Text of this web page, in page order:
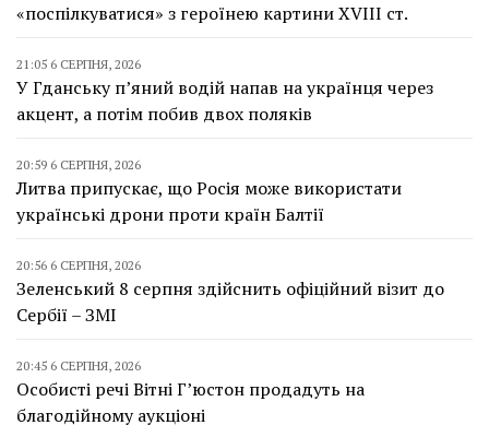
«поспілкуватися» з героїнею картини XVIII ст.
21:05 6 СЕРПНЯ, 2026
У Гданську п’яний водій напав на українця через
акцент, а потім побив двох поляків
20:59 6 СЕРПНЯ, 2026
Литва припускає, що Росія може використати
українські дрони проти країн Балтії
20:56 6 СЕРПНЯ, 2026
Зеленський 8 серпня здійснить офіційний візит до
Сербії – ЗМІ
20:45 6 СЕРПНЯ, 2026
Особисті речі Вітні Г’юстон продадуть на
благодійному аукціоні